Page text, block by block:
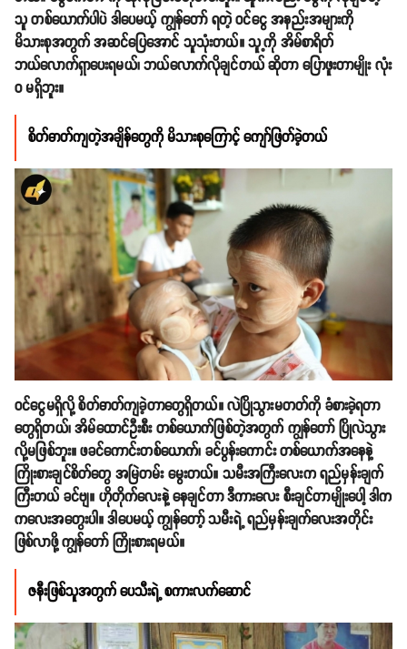
သူ တစ်ယောက်ပါပဲ ဒါပေမယ့် ကျွန်တော် ရတဲ့ ဝင်ငွေ အနည်းအများကို
မိသားစုအတွက် အဆင်ပြေအောင် သူသုံးတယ်။ သူ့ကို အိမ်စာရိတ်
ဘယ်လောက်ရှာပေးရမယ်၊ ဘယ်လောက်လိုချင်တယ် ဆိုတာ ပြောဖူးတာမျိုး လုံး
ဝ မရှိဘူး။
စိတ်ဓာတ်ကျတဲ့အချိန်တွေကို မိသားစုကြောင့် ကျော်ဖြတ်ခဲ့တယ်
ဝင်ငွေမရှိလို့ စိတ်ဓာတ်ကျခဲ့တာတွေရှိတယ်။ လဲပြိုသွားမတတ်ကို ခံစားခဲ့ရတာ
တွေရှိတယ်၊ အိမ်ထောင်ဦးစီး တစ်ယောက်ဖြစ်တဲ့အတွက် ကျွန်တော် ပြိုလဲသွား
လို့မဖြစ်ဘူး။ ဖခင်ကောင်းတစ်ယောက်၊ ခင်ပွန်းကောင်း တစ်ယောက်အနေနဲ့
ကြိုးစားချင်စိတ်တွေ အမြဲတမ်း မွေးတယ်။ သမီးအကြီးလေးက ရည်မှန်းချက်
ကြီးတယ် ခင်ဗျ။ ဟိုတိုက်လေးနဲ့ နေချင်တာ ဒီကားလေး စီးချင်တာမျိုးပေါ့ ဒါက
ကလေးအတွေးပါ။ ဒါပေမယ့် ကျွန်တော့် သမီးရဲ့ ရည်မှန်းချက်လေးအတိုင်း
ဖြစ်လာဖို့ ကျွန်တော် ကြိုးစားရမယ်။
ဇနီးဖြစ်သူအတွက် ပေသီးရဲ့ စကားလက်ဆောင်